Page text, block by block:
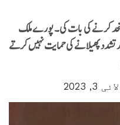
کرنے کی بات کی۔ پورے ملک
تشدد پھیلانے کی حمایت نہیں کرتے
3, 2023